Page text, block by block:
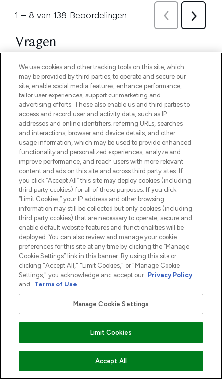
VOEG TOE AAN WINKELMANDJE
MELD JE AAN VOOR ONZE NIEUWSBRIEF
AANMELDEN
LOOKFANTASTIC is de ultieme online
beautybestemming van Europa, met de
beste huidverzorging, haarproducten en
make-up van meer dan 200 topmerken.
Shop online of via de app, met gratis
verzending vanaf €40.
We use cookies and other tracking tools on this site, which
may be provided by third parties, to operate and secure our
site, enable social media features, enhance performance,
tailor user experiences, support our marketing and
advertising efforts. These also enable us and third parties to
access and record user and activity data, such as IP
addresses and online identifiers, referring URLs, searches
and interactions, browser and device details, and other
usage information, which may be used to provide enhanced
functionality and personalized experiences, analyze and
improve performance, and reach users with more relevant
content and ads on this site and across third party sites. If
you click “Accept All” this site may deploy cookies (including
third party cookies) for all of these purposes. If you click
“Limit Cookies,” your IP address and other browsing
information may still be collected but only cookies (including
third party cookies) that are necessary to operate, secure and
enable default website features and functionalities will be
deployed. You can also review and manage your cookie
preferences for this site at any time by clicking the “Manage
Cookie Settings” link in this banner. By using this site or
clicking "Accept All," "Limit Cookies," or "Manage Cookie
Settings," you acknowledge and accept our Privacy Policy
and
Terms of Use.
Manage Cookie Settings
Limit Cookies
Accept All